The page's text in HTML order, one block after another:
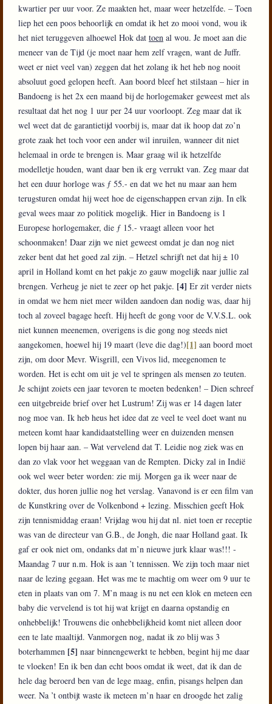
kwartier per uur voor. Ze maakten het, maar weer hetzelfde. – Toen
liep het een poos behoorlijk en omdat ik het zo mooi vond, wou ik
het niet teruggeven alhoewel Hok dat toen al wou. Je moet aan die
meneer van de Tijd (je moet naar hem zelf vragen, want de Juffr.
weet er niet veel van) zeggen dat het zolang ik het heb nog nooit
absoluut goed gelopen heeft. Aan boord bleef het stilstaan – hier in
Bandoeng is het 2x een maand bij de horlogemaker geweest met als
resultaat dat het nog 1 uur per 24 uur voorloopt. Zeg maar dat ik
wel weet dat de garantietijd voorbij is, maar dat ik hoop dat zo’n
grote zaak het toch voor een ander wil inruilen, wanneer dit niet
helemaal in orde te brengen is. Maar graag wil ik hetzelfde
modelletje houden, want daar ben ik erg verrukt van. Zeg maar dat
het een duur horloge was ƒ 55.- en dat we het nu maar aan hem
terugsturen omdat hij weet hoe de eigenschappen ervan zijn. In elk
geval wees maar zo politiek mogelijk. Hier in Bandoeng is 1
Europese horlogemaker, die ƒ 15.- vraagt alleen voor het
schoonmaken! Daar zijn we niet geweest omdat je dan nog niet
zeker bent dat het goed zal zijn. – Hetzel schrijft net dat hij ± 10
april in Holland komt en het pakje zo gauw mogelijk naar jullie zal
brengen. Verheug je niet te zeer op het pakje. [4] Er zit verder niets
in omdat we hem niet meer wilden aandoen dan nodig was, daar hij
toch al zoveel bagage heeft. Hij heeft de gong voor de V.V.S.L. ook
niet kunnen meenemen, overigens is die gong nog steeds niet
aangekomen, hoewel hij 19 maart (leve die dag!)[1] aan boord moet
zijn, om door Mevr. Wisgrill, een Vivos lid, meegenomen te
worden. Het is echt om uit je vel te springen als mensen zo teuten.
Je schijnt zoiets een jaar tevoren te moeten bedenken! – Dien schreef
een uitgebreide brief over het Lustrum! Zij was er 14 dagen later
nog moe van. Ik heb heus het idee dat ze veel te veel doet want nu
meteen komt haar kandidaatstelling weer en duizenden mensen
lopen bij haar aan. – Wat vervelend dat T. Leidie nog ziek was en
dan zo vlak voor het weggaan van de Rempten. Dicky zal in Indië
ook wel weer beter worden: zie mij. Morgen ga ik weer naar de
dokter, dus horen jullie nog het verslag. Vanavond is er een film van
de Kunstkring over de Volkenbond + lezing. Misschien geeft Hok
zijn tennismiddag eraan! Vrijdag wou hij dat nl. niet toen er receptie
was van de directeur van G.B., de Jongh, die naar Holland gaat. Ik
gaf er ook niet om, ondanks dat m’n nieuwe jurk klaar was!!! -
Maandag 7 uur n.m. Hok is aan ’t tennissen. We zijn toch maar niet
naar de lezing gegaan. Het was me te machtig om weer om 9 uur te
eten in plaats van om 7. M’n maag is nu net een klok en meteen een
baby die vervelend is tot hij wat krijgt en daarna opstandig en
onhebbelijk! Trouwens die onhebbelijkheid komt niet alleen door
een te late maaltijd. Vanmorgen nog, nadat ik zo blij was 3
boterhammen [5] naar binnengewerkt te hebben, begint hij me daar
te vloeken! En ik ben dan echt boos omdat ik weet, dat ik dan de
hele dag beroerd ben van de lege maag, enfin, pisangs helpen dan
weer. Na ’t ontbijt waste ik meteen m’n haar en droogde het zalig